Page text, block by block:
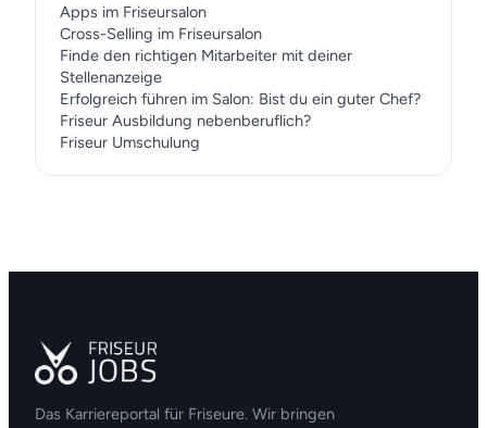
Apps im Friseursalon
Cross-Selling im Friseursalon
Finde den richtigen Mitarbeiter mit deiner
Stellenanzeige
Erfolgreich führen im Salon: Bist du ein guter Chef?
Friseur Ausbildung nebenberuflich?
Friseur Umschulung
Das Karriereportal für Friseure. Wir bringen